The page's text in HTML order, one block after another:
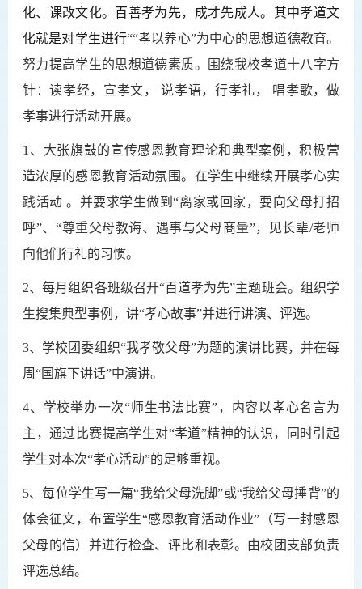
化、课改文化。百善孝为先，成才先成人。其中孝道文
化就是对学生进行““孝以养心”为中心的思想道德教育。
努力提高学生的思想道德素质。
围绕我校孝道十八字方
针：读孝经，宣孝文， 说孝语，行孝礼， 唱孝歌，做
孝事进行活动开展。
1、大张旗鼓的宣传感恩教育理论和典型案例，积极营
造浓厚的感恩教育活动氛围。在学生中继续开展孝心实
践活动 。并要求学生做到“离家或回家，要向父母打招
呼”、“尊重父母教诲、遇事与父母商量”，见长辈/老师
向他们行礼的习惯。
2、每月组织各班级召开“百道孝为先”主题班会。组织学
生搜集典型事例，讲“孝心故事”并进行讲演、评选。
3、学校团委组织“我孝敬父母”为题的演讲比赛，并在每
周“国旗下讲话”中演讲。
4、学校举办一次“师生书法比赛”，内容以孝心名言为
主，通过比赛提高学生对“孝道”精神的认识，同时引起
学生对本次“孝心活动”的足够重视。
5、每位学生写一篇“我给父母洗脚”或“我给父母捶背”的
体会征文，布置学生“感恩教育活动作业”（写一封感恩
父母的信）并进行检查、评比和表彰。由校团支部负责
评选总结。